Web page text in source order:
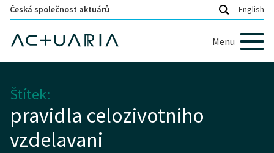
Česká společnost aktuárů English
Menu
Štítek:
pravidla celozivotniho
vzdelavani